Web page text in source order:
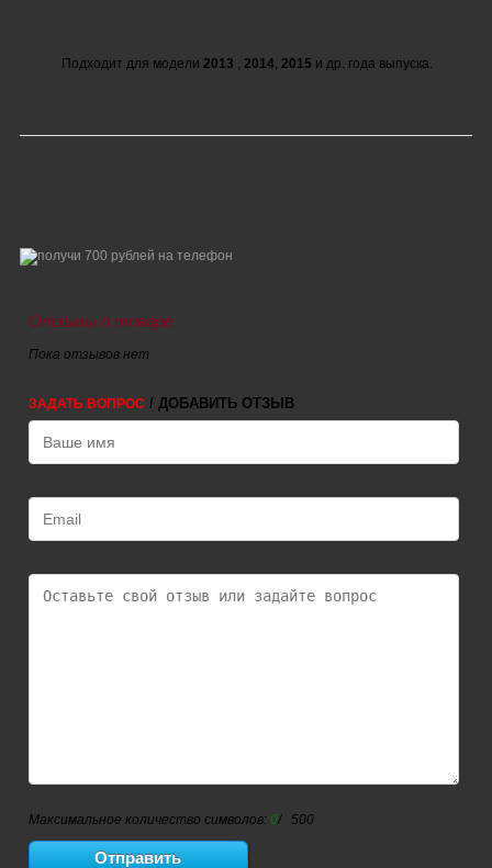
Подходит для модели 2013 , 2014, 2015 и др. года выпуска.
Отзывы о товаре
Пока отзывов нет
ЗАДАТЬ ВОПРОС / ДОБАВИТЬ ОТЗЫВ
Максимальное количество символов: 0/ 500